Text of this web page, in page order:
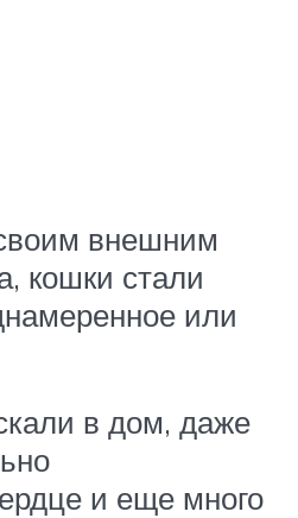
внешним
кошки стали
или
в дом, даже
и еще много